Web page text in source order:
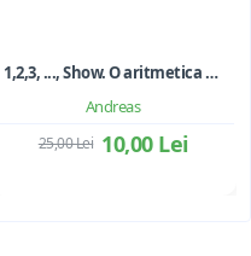
Andreas
1,2,3, ..., Show. O aritmetica emotionala, o poezie a matematicii - Ioan Dancila
10,00 Lei
25,00 Lei